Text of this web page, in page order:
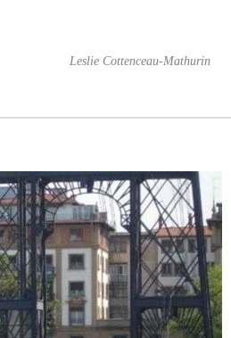
Leslie Cottenceau-Mathurin